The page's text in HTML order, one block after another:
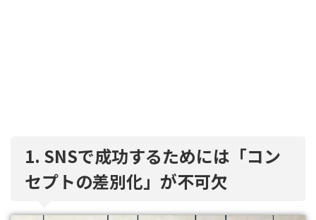
1. SNSで成功するためには「コン
セプトの差別化」が不可欠